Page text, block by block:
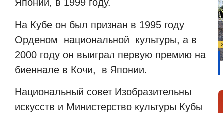
Японии, в 1999 году.
На Кубе он был признан в 1995 году
Орденом
национальной
культуры, а в
2000 году он выиграл первую премию на
биеннале в Кочи,
в Японии.
Национальный совет Изобразительны
искусств и Министерство культуры Кубы